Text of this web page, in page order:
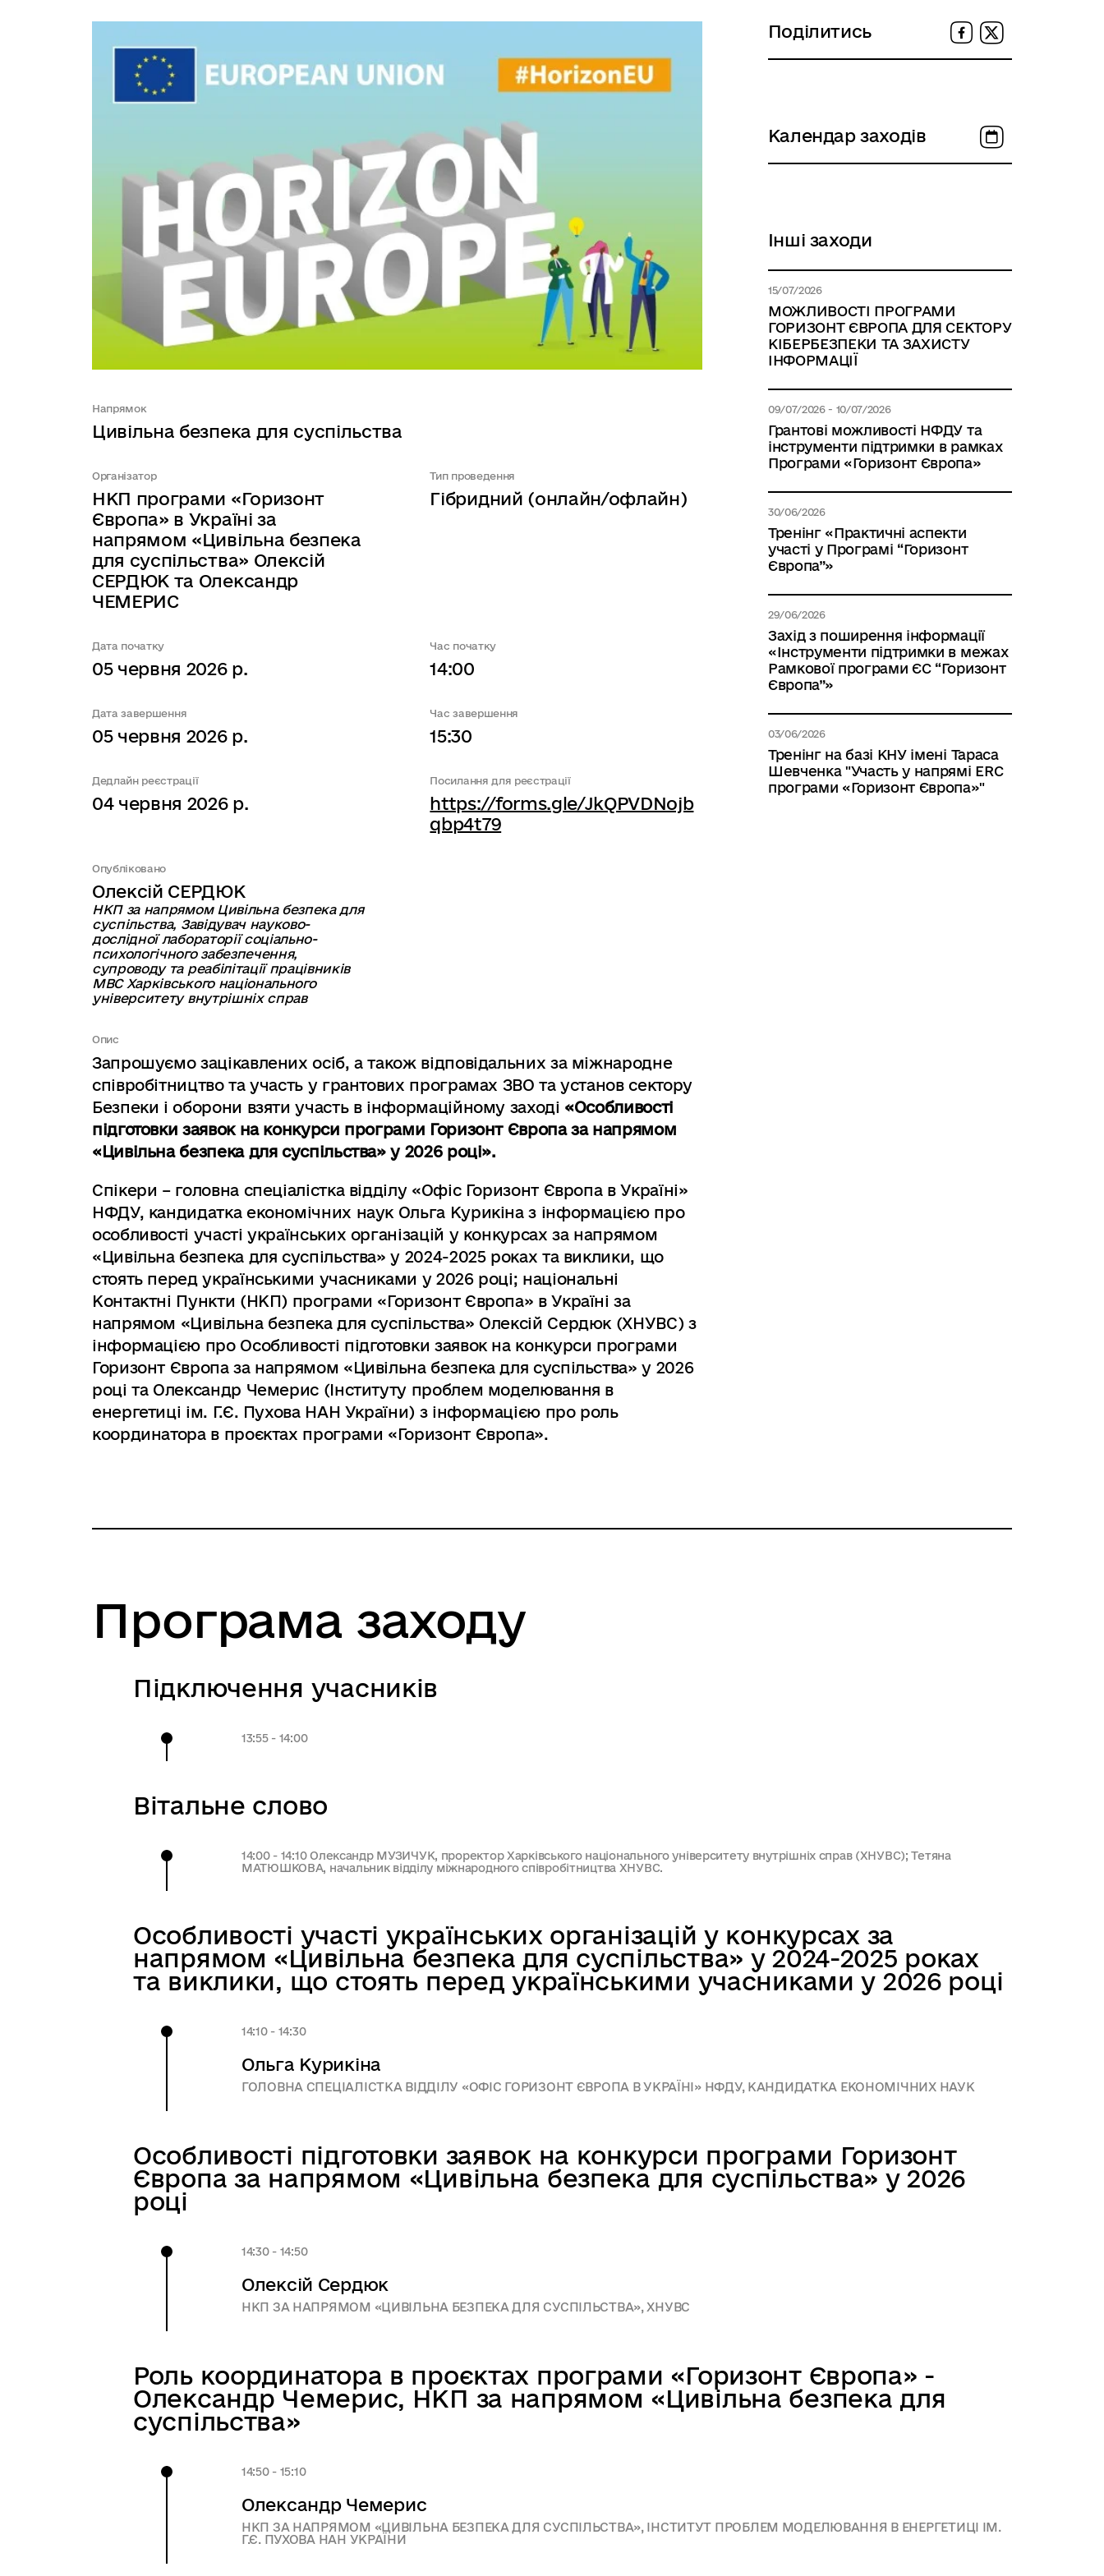
Напрямок
Цивільна безпека для суспільства
Організатор
НКП програми «Горизонт
Європа» в Україні за
напрямом «Цивільна безпека
для суспільства» Олексій
СЕРДЮК та Олександр
ЧЕМЕРИС
Тип проведення
Гібридний (онлайн/офлайн)
Дата початку
05 червня 2026 р.
Час початку
14:00
Дата завершення
05 червня 2026 р.
Час завершення
15:30
Дедлайн реєстрації
04 червня 2026 р.
Посилання для реєстрації
https://forms.gle/JkQPVDNojb
qbp4t79
Опубліковано
Олексій СЕРДЮК
НКП за напрямом Цивільна безпека для
суспільства, Завідувач науково-
дослідної лабораторії соціально-
психологічного забезпечення,
супроводу та реабілітації працівників
МВС Харківського національного
університету внутрішніх справ
Опис
Запрошуємо зацікавлених осіб, а також відповідальних за міжнародне
співробітництво та участь у грантових програмах ЗВО та установ сектору
Безпеки і оборони взяти участь в інформаційному заході «Особливості
підготовки заявок на конкурси програми Горизонт Європа за напрямом
«Цивільна безпека для суспільства» у 2026 році».
Спікери – головна спеціалістка відділу «Офіс Горизонт Європа в Україні»
НФДУ, кандидатка економічних наук Ольга Курикіна з інформацією про
особливості участі українських організацій у конкурсах за напрямом
«Цивільна безпека для суспільства» у 2024-2025 роках та виклики, що
стоять перед українськими учасниками у 2026 році; національні
Контактні Пункти (НКП) програми «Горизонт Європа» в Україні за
напрямом «Цивільна безпека для суспільства» Олексій Сердюк (ХНУВС) з
інформацією про Особливості підготовки заявок на конкурси програми
Горизонт Європа за напрямом «Цивільна безпека для суспільства» у 2026
році та Олександр Чемерис (Інституту проблем моделювання в
енергетиці ім. Г.Є. Пухова НАН України) з інформацією про роль
координатора в проєктах програми «Горизонт Європа».
Поділитись
Календар заходів
Інші заходи
15/07/2026
МОЖЛИВОСТІ ПРОГРАМИ
ГОРИЗОНТ ЄВРОПА ДЛЯ СЕКТОРУ
КІБЕРБЕЗПЕКИ ТА ЗАХИСТУ
ІНФОРМАЦІЇ
09/07/2026 - 10/07/2026
Грантові можливості НФДУ та
інструменти підтримки в рамках
Програми «Горизонт Європа»
30/06/2026
Тренінг «Практичні аспекти
участі у Програмі “Горизонт
Європа”»
29/06/2026
Захід з поширення інформації
«Інструменти підтримки в межах
Рамкової програми ЄС “Горизонт
Європа”»
03/06/2026
Тренінг на базі КНУ імені Тараса
Шевченка "Участь у напрямі ERC
програми «Горизонт Європа»"
Програма заходу
Підключення учасників
13:55 - 14:00
Вітальне слово
14:00 - 14:10 Олександр МУЗИЧУК, проректор Харківського національного університету внутрішніх справ (ХНУВС); Тетяна
МАТЮШКОВА, начальник відділу міжнародного співробітництва ХНУВС.
Особливості участі українських організацій у конкурсах за
напрямом «Цивільна безпека для суспільства» у 2024-2025 роках
та виклики, що стоять перед українськими учасниками у 2026 році
14:10 - 14:30
Ольга Курикіна
ГОЛОВНА СПЕЦІАЛІСТКА ВІДДІЛУ «ОФІС ГОРИЗОНТ ЄВРОПА В УКРАЇНІ» НФДУ, КАНДИДАТКА ЕКОНОМІЧНИХ НАУК
Особливості підготовки заявок на конкурси програми Горизонт
Європа за напрямом «Цивільна безпека для суспільства» у 2026
році
14:30 - 14:50
Олексій Сердюк
НКП ЗА НАПРЯМОМ «ЦИВІЛЬНА БЕЗПЕКА ДЛЯ СУСПІЛЬСТВА», ХНУВС
Роль координатора в проєктах програми «Горизонт Європа» -
Олександр Чемерис, НКП за напрямом «Цивільна безпека для
суспільства»
14:50 - 15:10
Олександр Чемерис
НКП ЗА НАПРЯМОМ «ЦИВІЛЬНА БЕЗПЕКА ДЛЯ СУСПІЛЬСТВА», ІНСТИТУТ ПРОБЛЕМ МОДЕЛЮВАННЯ В ЕНЕРГЕТИЦІ ІМ.
Г.Є. ПУХОВА НАН УКРАЇНИ